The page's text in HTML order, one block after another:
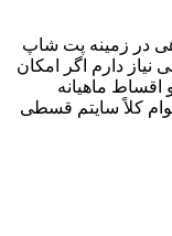
در زمینه پت شاپ
نیاز دارم اگر امکان
اقساط ماهیانه
کلاً سایتم قسطی